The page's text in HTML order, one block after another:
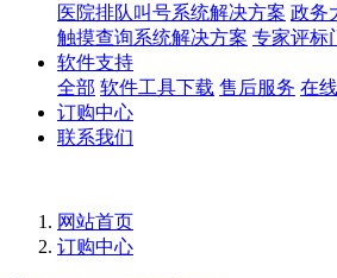
医院排队叫号系统解决方案 政务
触摸查询系统解决方案 专家评标
软件支持
全部 软件工具下载 售后服务 在
订购中心
联系我们
网站首页
订购中心